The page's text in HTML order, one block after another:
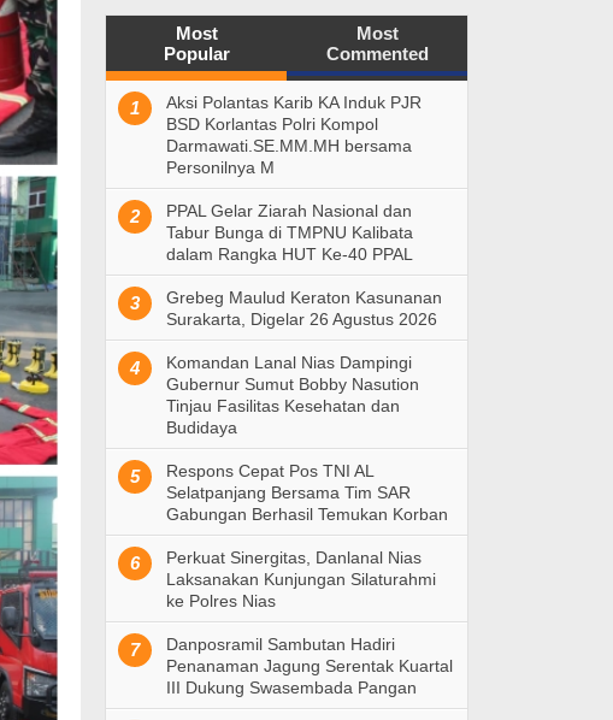
Most
Popular
Most
Commented
1
Aksi Polantas Karib KA Induk PJR
BSD Korlantas Polri Kompol
Darmawati.SE.MM.MH bersama
Personilnya M
2
PPAL Gelar Ziarah Nasional dan
Tabur Bunga di TMPNU Kalibata
dalam Rangka HUT Ke-40 PPAL
3
Grebeg Maulud Keraton Kasunanan
Surakarta, Digelar 26 Agustus 2026
4
Komandan Lanal Nias Dampingi
Gubernur Sumut Bobby Nasution
Tinjau Fasilitas Kesehatan dan
Budidaya
5
Respons Cepat Pos TNI AL
Selatpanjang Bersama Tim SAR
Gabungan Berhasil Temukan Korban
6
Perkuat Sinergitas, Danlanal Nias
Laksanakan Kunjungan Silaturahmi
ke Polres Nias
7
Danposramil Sambutan Hadiri
Penanaman Jagung Serentak Kuartal
III Dukung Swasembada Pangan